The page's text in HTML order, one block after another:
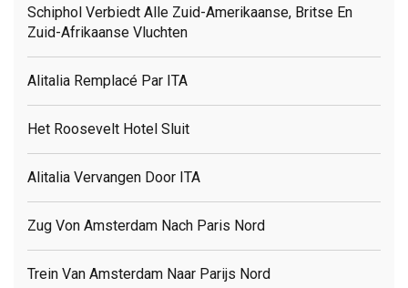
Schiphol Verbiedt Alle Zuid-Amerikaanse, Britse En
Zuid-Afrikaanse Vluchten
Alitalia Remplacé Par ITA
Het Roosevelt Hotel Sluit
Alitalia Vervangen Door ITA
Zug Von Amsterdam Nach Paris Nord
Trein Van Amsterdam Naar Parijs Nord